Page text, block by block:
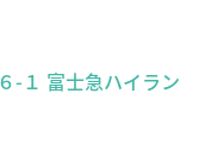
-１ 富士急ハイラン